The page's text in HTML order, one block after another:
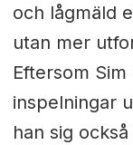
och lågmäld
utan mer
Eftersom
inspelningar
han sig